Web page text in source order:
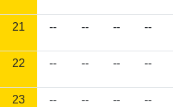
21 -- -- -- --
22 -- -- -- --
23 -- -- -- --